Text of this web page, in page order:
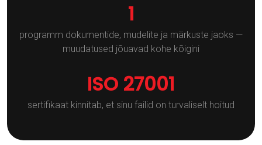
1
programm dokumentide, mudelite ja märkuste jaoks —
muudatused jõuavad kohe kõigini
ISO 27001
sertifikaat kinnitab, et sinu failid on turvaliselt hoitud